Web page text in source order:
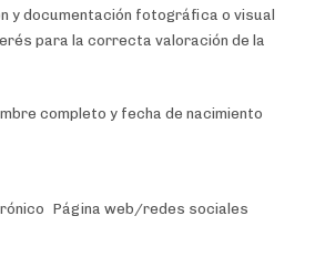
y documentación fotográfica o visual
para la correcta valoración de la
completo y fecha de nacimiento
Página web/redes sociales